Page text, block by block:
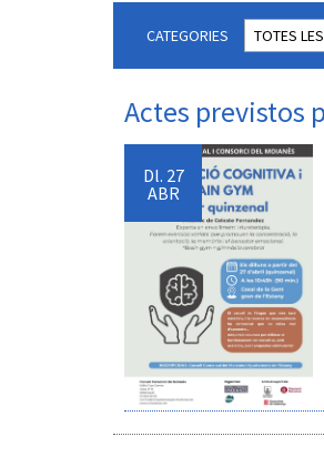
CATEGORIES
Actes previstos
Dl. 27
ABR